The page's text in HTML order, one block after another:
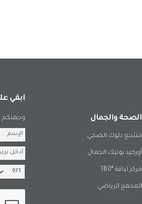
الصحة والجمال
منتجع دلوك الصحي
أوركيد بوتيك الجمال
مركز لياقة °180
المجمع الرياضي
ابقي
وجهتكم